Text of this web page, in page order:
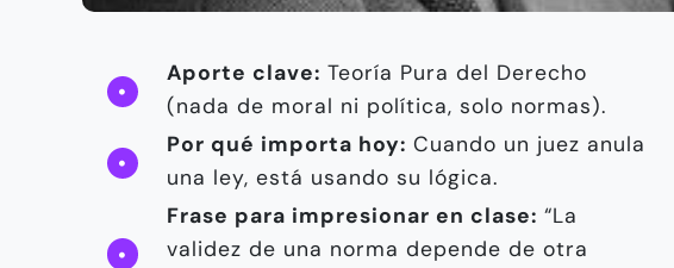
Aporte clave: Teoría Pura del Derecho
(nada de moral ni política, solo normas).
Por qué importa hoy: Cuando un juez anula
una ley, está usando su lógica.
Frase para impresionar en clase: “La
validez de una norma depende de otra